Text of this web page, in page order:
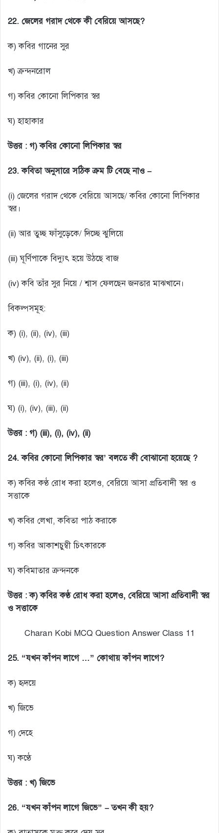
22. জেলের গরাদ থেকে কী বেরিয়ে আসছে?
ক) কবির গানের সুর
খ) ক্রন্দনরোল
গ) কবির কোনো লিপিকার স্বর
ঘ) হাহাকার
উত্তর : গ) কবির কোনো লিপিকার স্বর
23.কবিতা অনুসারে সঠিক ক্রম টি বেছে নাও –
(i) জেলের গরাদ থেকে বেরিয়ে আসছে/ কবির কোনো লিপিকার
স্বর।
(ii) আর তুচ্ছ ফাঁসুড়েকে/ দিচ্ছে ঝুলিয়ে
(iii) ঘূর্ণিপাকে বিদ্যুৎ হয়ে উঠছে বাজ
(iv) কবি তাঁর সুর নিয়ে / শ্বাস ফেলছেন জনতার মাঝখানে।
বিকল্পসমূহ:
ক) (i), (ii), (iv), (iii)
খ) (iv), (ii), (i), (iii)
গ) (iii), (i), (iv), (ii)
ঘ) (i), (iv), (iii), (ii)
উত্তর : গ) (iii), (i), (iv), (ii)
24. কবির কোনো লিপিকার স্বর’ বলতে কী বোঝানো হয়েছে ?
ক) কবির কণ্ঠ রোধ করা হলেও, বেরিয়ে আসা প্রতিবাদী স্বর ও
সত্তাকে
খ) কবির লেখা, কবিতা পাঠ করাকে
গ) কবির আকাশচুম্বী চিৎকারকে
ঘ) কবিমাতার ক্রন্দনকে
উত্তর : ক) কবির কণ্ঠ রোধ করা হলেও, বেরিয়ে আসা প্রতিবাদী স্বর
ও সত্তাকে
Charan Kobi MCQ Question Answer Class 11
25. “যখন কাঁপন লাগে …” কোথায় কাঁপন লাগে?
ক) হৃদয়ে
খ) জিভে
গ) দেহে
ঘ) কণ্ঠে
উত্তর : খ) জিভে
26. “যখন কাঁপন লাগে জিভে” – তখন কী হয়?